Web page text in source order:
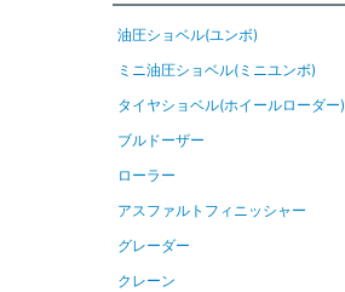
油圧ショベル(ユンボ)
ミニ油圧ショベル(ミニユンボ)
タイヤショベル(ホイールローダー)
ブルドーザー
ローラー
アスファルトフィニッシャー
グレーダー
クレーン